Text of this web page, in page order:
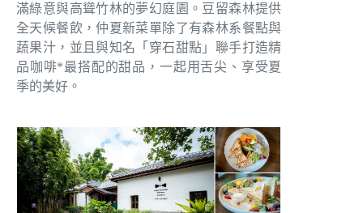
滿綠意與高聳竹林的夢幻庭園。豆留森林提供
全天候餐飲，仲夏新菜單除了有森林系餐點與
蔬果汁，並且與知名「穿石甜點」聯手打造精
品咖啡*最搭配的甜品，一起用舌尖、享受夏
季的美好。